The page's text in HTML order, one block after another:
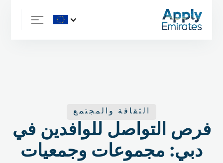
الثقافة والمجتمع
فرص التواصل للوافدين في
دبي: مجموعات وجمعيات